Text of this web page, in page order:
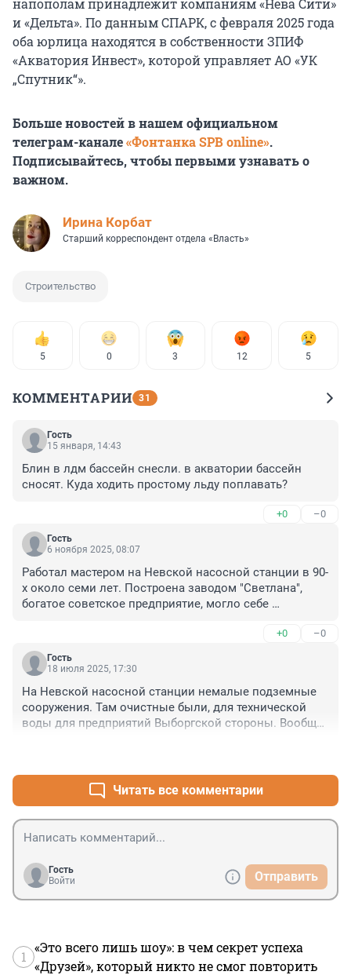
напополам принадлежит компаниям «Нева Сити»
и «Дельта». По данным СПАРК, с февраля 2025 года
оба юрлица находятся в собственности ЗПИФ
«Акватория Инвест», которой управляет АО «УК
„Спутник“».
Больше новостей в нашем официальном
телеграм-канале«Фонтанка SPB online».
Подписывайтесь, чтобы первыми узнавать о
важном.
Иpина Корбат
Старший корреспондент отдела «Власть»
Строительство
5 0 3 12 5
КОММЕНТАРИИ 31
Гость
15 января, 14:43
Блин в лдм бассейн снесли. в акватории бассейн
сносят. Куда ходить простому льду поплавать?
+0 –0
Гость
6 ноября 2025, 08:07
Работал мастером на Невской насосной станции в 90-
х около семи лет. Построена заводом "Светлана",
богатое советское предприятие, могло себе
глубокий машинный зал с шестью насосными
установками. Вводные трубы уходят от очистных
камер в Неву, оголовки труб около Кантемировского
чертежи). Насосная обеспечивала технической водой
"Светлану" и несколько предприятий севера города.
Большинства этих предприятий уже или нет или
все это демонтировать и как на этом всем строить.
+0 –0
Гость
18 июля 2025, 17:30
На Невской насосной станции немалые подземные
сооружения. Там очистные были, для технической
воды для предприятий Выборгской стороны. Вообще
наверное. Для квартир или детской площадки место
Читать все комментарии
Гость
Войти
Отправить
1
«Это всего лишь шоу»: в чем секрет успеха
«Друзей», который никто не смог повторить